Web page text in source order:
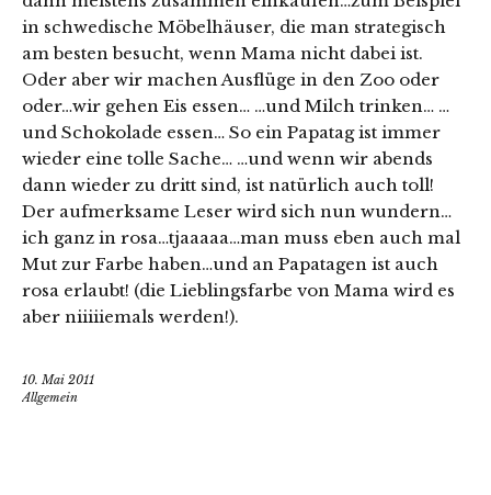
in schwedische Möbelhäuser, die man strategisch
am besten besucht, wenn Mama nicht dabei ist.
Oder aber wir machen Ausflüge in den Zoo oder
oder…wir gehen Eis essen… …und Milch trinken… …
und Schokolade essen… So ein Papatag ist immer
wieder eine tolle Sache… …und wenn wir abends
dann wieder zu dritt sind, ist natürlich auch toll!
Der aufmerksame Leser wird sich nun wundern…
ich ganz in rosa…tjaaaaa…man muss eben auch mal
Mut zur Farbe haben…und an Papatagen ist auch
rosa erlaubt! (die Lieblingsfarbe von Mama wird es
aber niiiiiemals werden!).
10. Mai 2011
Allgemein